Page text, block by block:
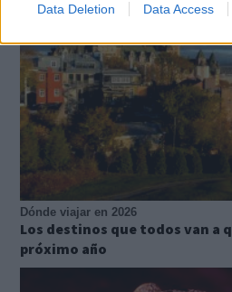
Data Deletion Data Access
Dónde viajar en 2026
Los destinos que todos van a
próximo año